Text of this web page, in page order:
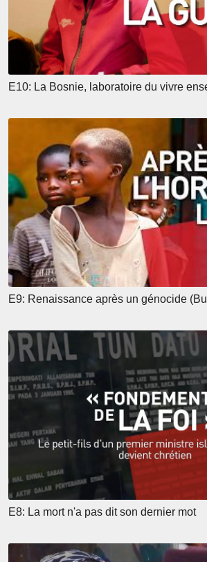
E10: La Bosnie, laboratoire du vivre
E9: Renaissance après un génocide
E8: La mort n'a pas dit son dernier mot